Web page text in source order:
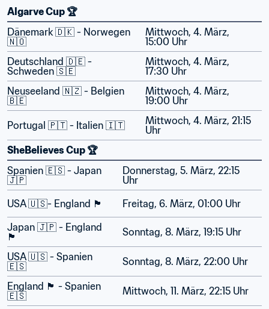
Algarve Cup 🏆
Dänemark 🇩🇰 - Norwegen
🇳🇴
Mittwoch, 4. März,
15:00 Uhr
Deutschland 🇩🇪 -
Schweden 🇸🇪
Mittwoch, 4. März,
17:30 Uhr
Neuseeland 🇳🇿 - Belgien
🇧🇪
Mittwoch, 4. März,
19:00 Uhr
Portugal 🇵🇹 - Italien 🇮🇹
Mittwoch, 4. März, 21:15
Uhr
SheBelieves Cup 🏆
Spanien 🇪🇸 - Japan
🇯🇵
Donnerstag, 5. März, 22:15
Uhr
USA 🇺🇸- England 🏴󠁧󠁢󠁥󠁮󠁧󠁿
Freitag, 6. März, 01:00 Uhr
Japan 🇯🇵 - England
🏴󠁧󠁢󠁥󠁮󠁧󠁿
Sonntag, 8. März, 19:15 Uhr
USA 🇺🇸 - Spanien
🇪🇸
Sonntag, 8. März, 22:00 Uhr
England 🏴󠁧󠁢󠁥󠁮󠁧󠁿 - Spanien
🇪🇸
Mittwoch, 11. März, 22:15 Uhr